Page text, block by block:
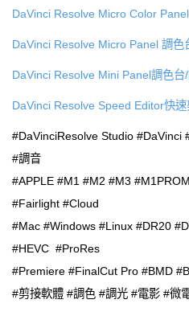
DaVinci Resolve Micro Color
DaVinci Resolve Micro Panel 調色
DaVinci Resolve Mini Panel調色台
DaVinci Resolve Speed Editor快
#DaVinciResolve Studio #DaVinci
#調音
#APPLE #M1 #M2 #M3
#Fairlight #Cloud
#Mac #Windows #Linux #DR20
#HEVC #ProRes
#Premiere #FinalCut Pro #BMD
#剪接軟體 #調色 #調光 #電影 #微